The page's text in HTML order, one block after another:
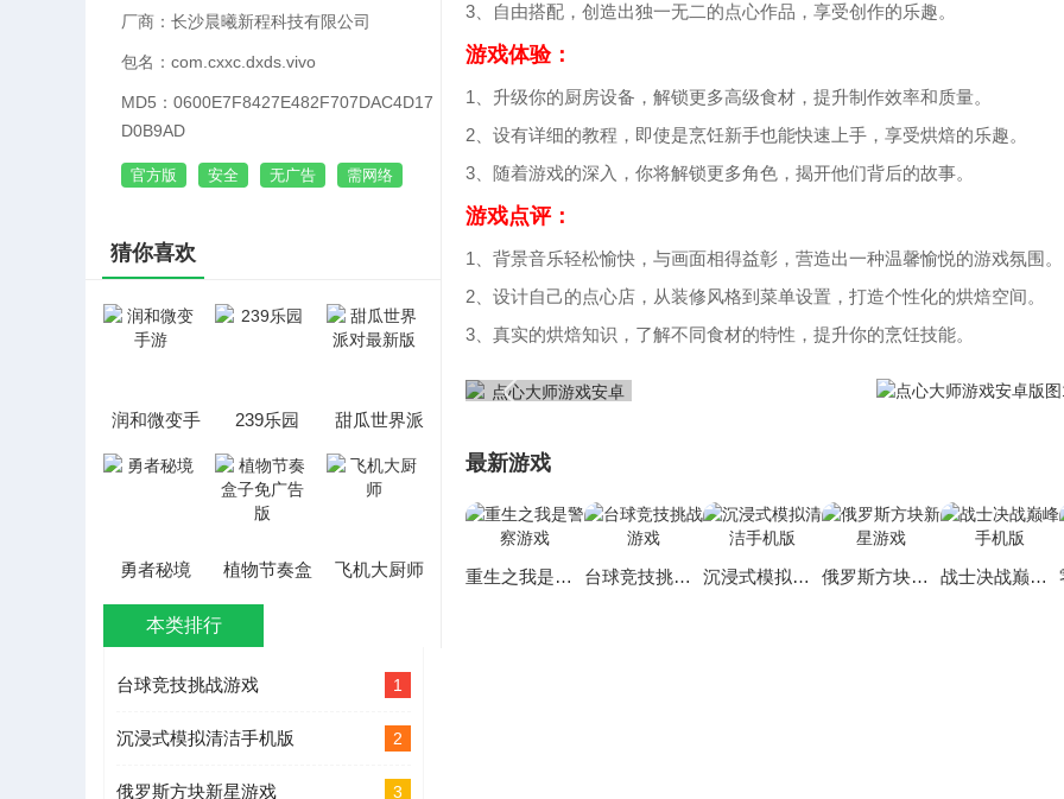
厂商：长沙晨曦新程科技有限公司
包名：com.cxxc.dxds.vivo
MD5：0600E7F8427E482F707DAC4D17
D0B9AD
官方版 安全 无广告 需网络
猜你喜欢
润和微变手
239乐园
甜瓜世界派
勇者秘境
植物节奏盒
飞机大厨师
本类排行
1
台球竞技挑战游戏
2
沉浸式模拟清洁手机版
3
俄罗斯方块新星游戏
3、自由搭配，创造出独一无二的点心作品，享受创作的乐趣。
游戏体验：
1、升级你的厨房设备，解锁更多高级食材，提升制作效率和质量。
2、设有详细的教程，即使是烹饪新手也能快速上手，享受烘焙的乐趣。
3、随着游戏的深入，你将解锁更多角色，揭开他们背后的故事。
游戏点评：
1、背景音乐轻松愉快，与画面相得益彰，营造出一种温馨愉悦的游戏氛围。
2、设计自己的点心店，从装修风格到菜单设置，打造个性化的烘焙空间。
3、真实的烘焙知识，了解不同食材的特性，提升你的烹饪技能。
最新游戏
重生之我是警察游戏 台球竞技挑战游戏 沉浸式模拟清洁手机版 俄罗斯方块新星游戏 战士决战巅峰手机版